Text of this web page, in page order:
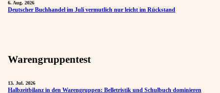
6. Aug. 2026
Deutscher Buchhandel im Juli vermutlich nur leicht im Rückstand
Warengruppentest
13. Jul. 2026
Halbzeitbilanz in den Warengruppen: Belletristik und Schulbuch dominieren